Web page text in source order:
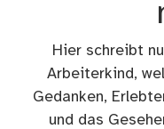
Hier schreibt
Arbeiterkind,
Gedanken,
und das